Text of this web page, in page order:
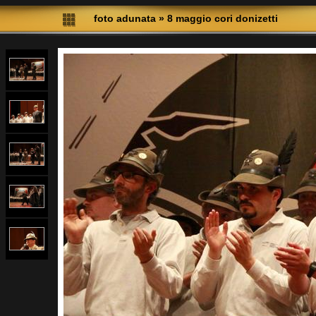
foto adunata » 8 maggio cori donizetti